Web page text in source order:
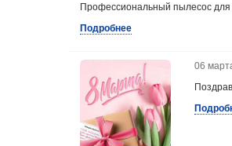
Профессиональный пылесос для
Подробнее
06